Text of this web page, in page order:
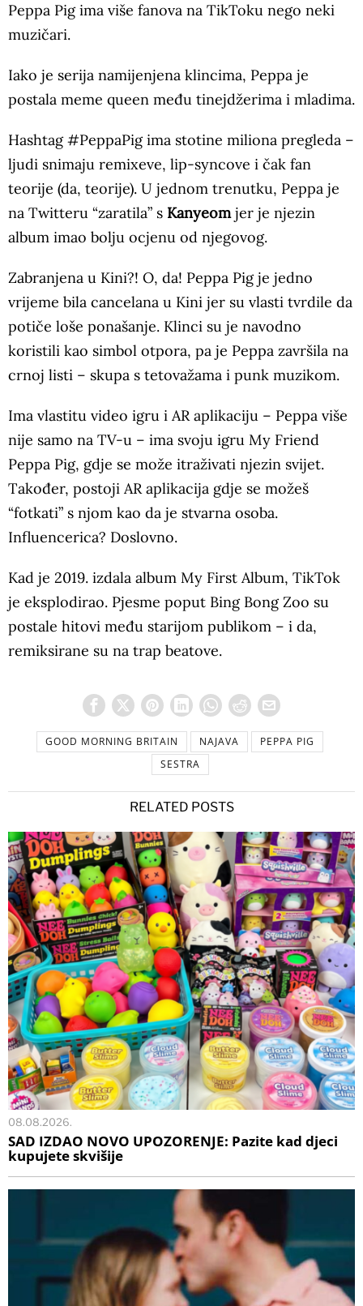
Peppa Pig ima više fanova na TikToku nego neki
muzičari.
Iako je serija namijenjena klincima, Peppa je
postala meme queen među tinejdžerima i mladima.
Hashtag #PeppaPig ima stotine miliona pregleda –
ljudi snimaju remixeve, lip-syncove i čak fan
teorije (da, teorije). U jednom trenutku, Peppa je
na Twitteru “zaratila” s Kanyeomjer je njezin
album imao bolju ocjenu od njegovog.
Zabranjena u Kini?! O, da! Peppa Pig je jedno
vrijeme bila cancelana u Kini jer su vlasti tvrdile da
potiče loše ponašanje. Klinci su je navodno
koristili kao simbol otpora, pa je Peppa završila na
crnoj listi – skupa s tetovažama i punk muzikom.
Ima vlastitu video igru i AR aplikaciju – Peppa više
nije samo na TV-u – ima svoju igru My Friend
Peppa Pig, gdje se može itraživati njezin svijet.
Također, postoji AR aplikacija gdje se možeš
“fotkati” s njom kao da je stvarna osoba.
Influencerica? Doslovno.
Kad je 2019. izdala album My First Album, TikTok
je eksplodirao. Pjesme poput Bing Bong Zoo su
postale hitovi među starijom publikom – i da,
remiksirane su na trap beatove.
GOOD MORNING BRITAIN NAJAVA
PEPPA PIG
SESTRA
RELATED POSTS
08.08.2026.
SAD IZDAO NOVO UPOZORENJE: Pazite kad djeci
kupujete skvišije